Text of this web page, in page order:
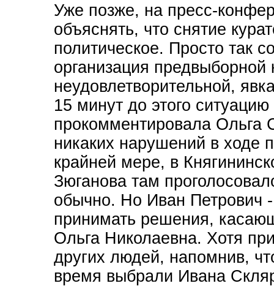
Уже позже, на пресс-
объяснять, что снятие
политическое. Просто так
организация
неудовлетворительной,
15 минут до этого
прокомментировала Ольга
никаких нарушений в ходе
крайней мере, в
Зюганова там
обычно. Но Иван Петрович
принимать решения,
Ольга Николаевна. Хотя
других людей, напомнив,
время выбрали Ивана